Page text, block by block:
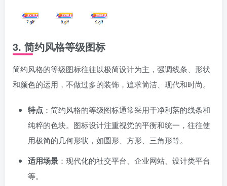
3. 简约风格等级图标
简约风格的等级图标往往以极简设计为主，强调线条、形状
和颜色的运用，不做过多的装饰，追求简洁、现代和时尚。
特点 ：简约风格的等级图标通常采用干净利落的线条和
纯粹的色块。图标设计注重视觉的平衡和统一，往往使
用极简的几何形状，如圆形、方形、三角形等。
适用场景 ：现代化的社交平台、企业网站、设计类平台
等。